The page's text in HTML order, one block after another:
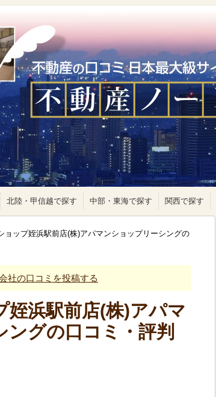
北陸・甲信越で探す 中部・東海で探す 関西で探す
ョップ姪浜駅前店(株)アパマンショップリーシングの
社の口コミを投稿する
姪浜駅前店(株)アパマ
ングの口コミ・評判